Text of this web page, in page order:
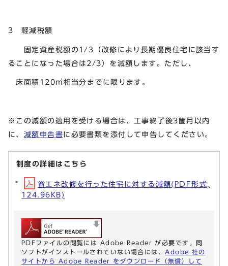
3 軽減税額
固定資産税額の1/3（改修により長期優良住宅に該当す
ることになった場合は2/3）を減額します。ただし、
床面積120㎡相当分までに限ります。
※この減額の適用を受ける場合は、工事終了後3箇月以内
に、 減額申告書に必要書類を添付して申告してください。
制度の詳細はこちら
省エネ改修を行った住宅に対する減額(PDF形式,
124.96KB)
PDFファイルの閲覧には Adobe Reader が必要です。同
ソフトがインストールされていない場合には、 Adobe 社の
サイトから Adobe Reader をダウンロード（無償）して